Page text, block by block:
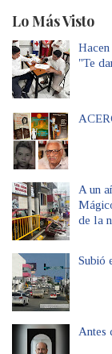
Lo Más Visto
"Te
A un
de la
Subió
Antes